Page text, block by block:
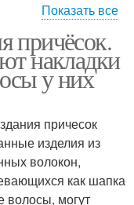
на ободке
Редкие волосы
Показать все
причёсок.
накладки
у них
причесок
изделия из
волокон,
как шапка
могут